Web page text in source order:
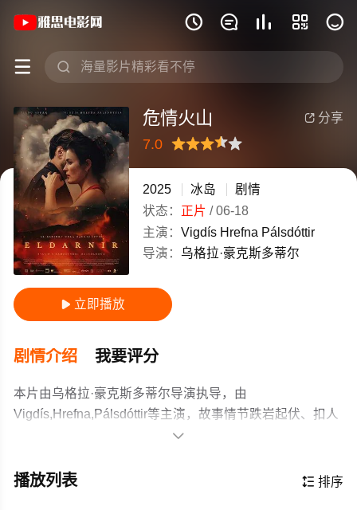
    
 
《危情火山》(2025)冰岛冰岛语 / 英语
 分享
危情火山
7.0
很差较差
还行推荐力荐
2025 冰岛
剧情
状态： 正片 /06-18
主演： Vigdís Hrefna Pálsdóttir
导演： 乌格拉·豪克斯多蒂尔
 立即播放
剧情介绍 我要评分
本片由乌格拉·豪克斯多蒂尔导演执导，由
Vigdís,Hrefna,Pálsdóttir等主演，故事情节跌岩起伏、扣人
心弦，领广大剧情片爱好者和观众们都期待不已。
场威胁首都安全的火山爆发，以及一段可能摧毁她婚姻的

 排序
播放列表